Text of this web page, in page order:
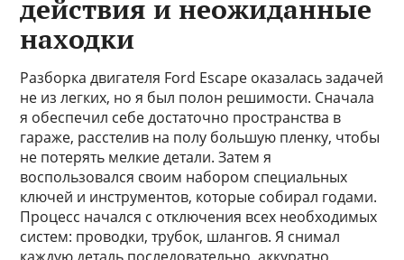
действия и неожиданные
находки
Разборка двигателя Ford Escape оказалась задачей
не из легких, но я был полон решимости. Сначала
я обеспечил себе достаточно пространства в
гараже, расстелив на полу большую пленку, чтобы
не потерять мелкие детали. Затем я
воспользовался своим набором специальных
ключей и инструментов, которые собирал годами.
Процесс начался с отключения всех необходимых
систем: проводки, трубок, шлангов. Я снимал